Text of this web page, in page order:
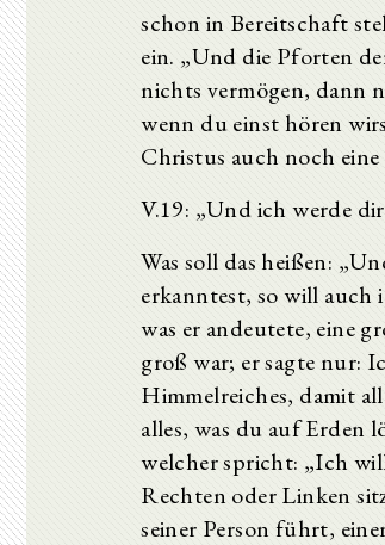
schon in Bereitschaft
ein. „Und die Pforten
nichts vermögen, dann
wenn du einst hören
Christus auch noch
V.19: „Und ich werde
Was soll das heißen:
erkanntest, so will auch
was er andeutete, eine
groß war; er sagte nur:
Himmelreiches, damit
alles, was du auf Erden
welcher spricht: „Ich
Rechten oder Linken
seiner Person führt,